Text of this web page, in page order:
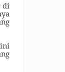
di